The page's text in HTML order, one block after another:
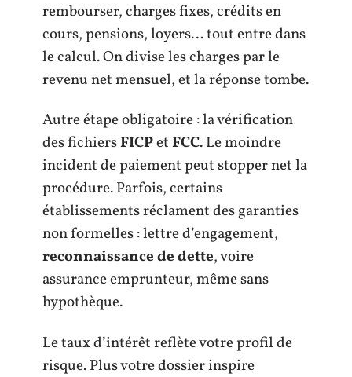
rembourser, charges fixes, crédits en
cours, pensions, loyers… tout entre dans
le calcul. On divise les charges par le
revenu net mensuel, et la réponse tombe.
Autre étape obligatoire : la vérification
des fichiersFICPetFCC. Le moindre
incident de paiement peut stopper net la
procédure. Parfois, certains
établissements réclament des garanties
non formelles : lettre d’engagement,
reconnaissance de dette, voire
assurance emprunteur, même sans
hypothèque.
Le taux d’intérêt reflète votre profil de
risque. Plus votre dossier inspire